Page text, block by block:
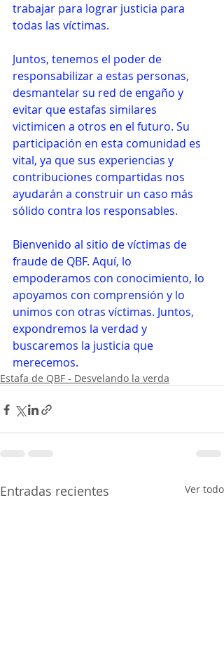
trabajar para lograr justicia para
todas las víctimas.
Juntos, tenemos el poder de
responsabilizar a estas personas,
desmantelar su red de engaño y
evitar que estafas similares
victimicen a otros en el futuro. Su
participación en esta comunidad es
vital, ya que sus experiencias y
contribuciones compartidas nos
ayudarán a construir un caso más
sólido contra los responsables.
Bienvenido al sitio de víctimas de
fraude de QBF. Aquí, lo
empoderamos con conocimiento, lo
apoyamos con comprensión y lo
unimos con otras víctimas. Juntos,
expondremos la verdad y
buscaremos la justicia que
merecemos.
Estafa de QBF - Desvelando la verda
Entradas recientes Ver todo